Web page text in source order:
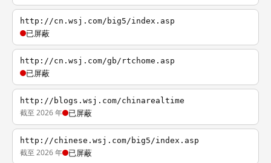
http://cn.wsj.com/big5/index.asp
已屏蔽
http://cn.wsj.com/gb/rtchome.asp
已屏蔽
http://blogs.wsj.com/chinarealtime
截至 2026 年 已屏蔽
http://chinese.wsj.com/big5/index.asp
截至 2026 年 已屏蔽